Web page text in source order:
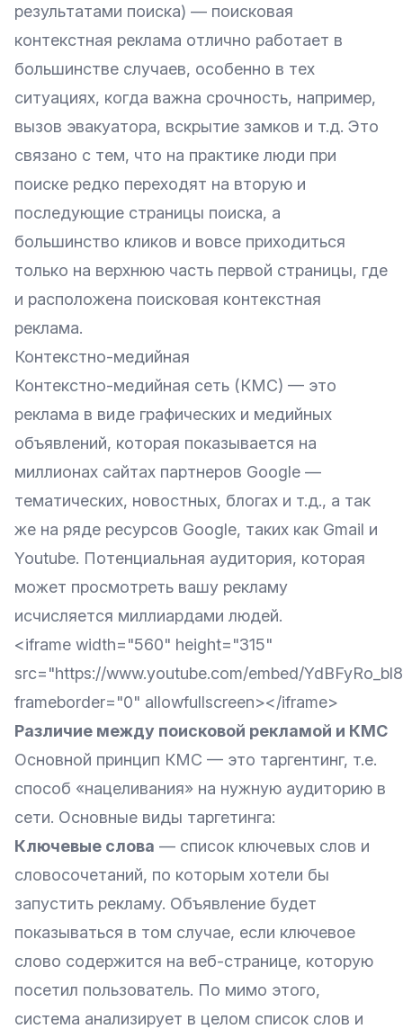
результатами поиска) — поисковая
контекстная реклама отлично работает в
большинстве случаев, особенно в тех
ситуациях, когда важна срочность, например,
вызов эвакуатора, вскрытие замков и т.д. Это
связано с тем, что на практике люди при
поиске редко переходят на вторую и
последующие страницы поиска, а
большинство кликов и вовсе приходиться
только на верхнюю часть первой страницы, где
и расположена поисковая контекстная
реклама.
Контекстно-медийная
Контекстно-медийная сеть (КМС) — это
реклама в виде графических и медийных
объявлений, которая показывается на
миллионах сайтах партнеров Google —
тематических, новостных, блогах и т.д., а так
же на ряде ресурсов Google, таких как Gmail и
Youtube. Потенциальная аудитория, которая
может просмотреть вашу рекламу
исчисляется миллиардами людей.
<iframe width="560" height="315"
src="https://www.youtube.com/embed/
frameborder="0" allowfullscreen></iframe>
Различие между поисковой рекламой и КМС
Основной принцип КМС — это таргентинг, т.е.
способ «нацеливания» на нужную аудиторию в
сети. Основные виды таргетинга:
Ключевые слова — список ключевых слов и
словосочетаний, по которым хотели бы
запустить рекламу. Объявление будет
показываться в том случае, если ключевое
слово содержится на веб-странице, которую
посетил пользователь. По мимо этого,
система анализирует в целом список слов и